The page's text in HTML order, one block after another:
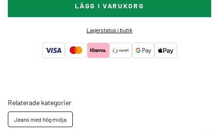
LÄGG I VARUKORG
Lagerstatus i butik
Relaterade kategorier
Jeans med hög midja